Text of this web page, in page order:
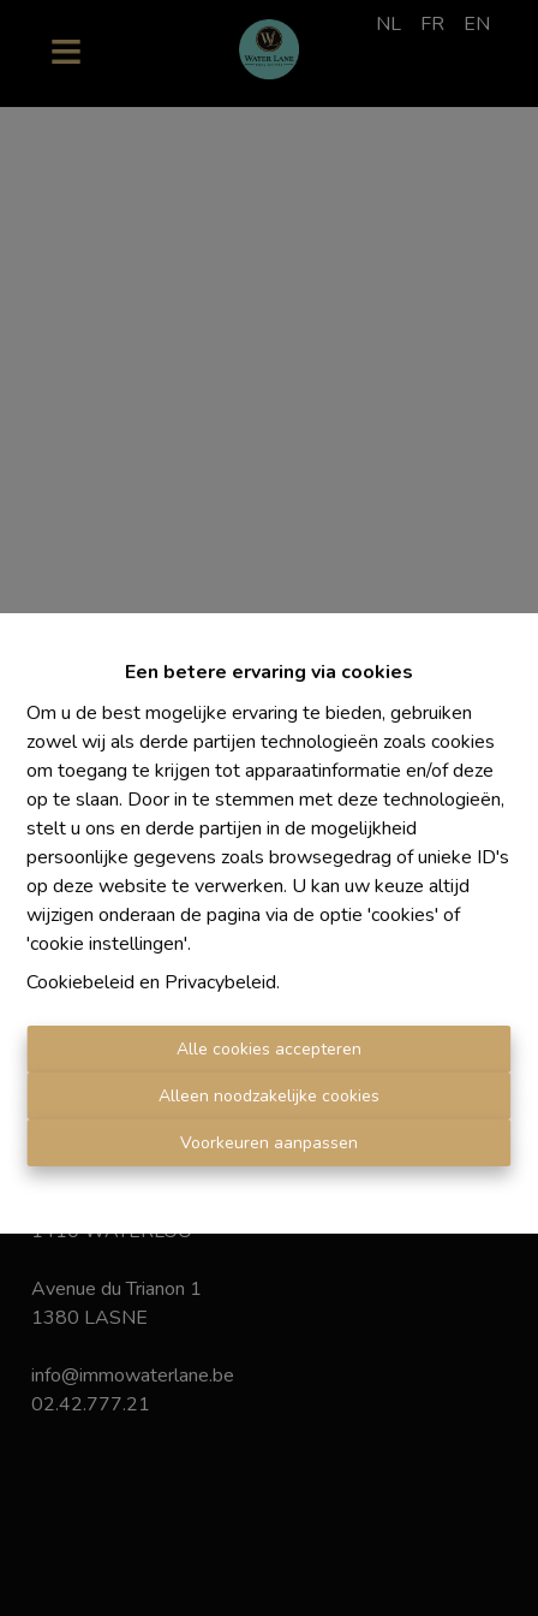
Een betere ervaring via cookies
Om u de best mogelijke ervaring te bieden, gebruiken
zowel wij als derde partijen technologieën zoals cookies
om toegang te krijgen tot apparaatinformatie en/of deze
op te slaan. Door in te stemmen met deze technologieën,
stelt u ons en derde partijen in de mogelijkheid
persoonlijke gegevens zoals browsegedrag of unieke ID's
op deze website te verwerken. U kan uw keuze altijd
wijzigen onderaan de pagina via de optie 'cookies' of
'cookie instellingen'.
Cookiebeleid en Privacybeleid.
Alle cookies accepteren
Alleen noodzakelijke cookies
Voorkeuren aanpassen
NL FR EN
Chaque agence est juridiquement et financièrement
indépendante
SRL IMMO Water Lane - TVA BE 0755330288
Agrétion I.P.I. N° 510.423
RC professionnelle et cautionnement vis AXA Belgium
N° 730.390.160
Institut professionnel des agents immobiliers, rue du
Luxembourg 16 B, 1000 Bruxelles. Le
déontologiede l'Institut professionnel des agents
Privacy statement
1410 WATERLOO
Avenue du Trianon 1
1380 LASNE
info@immowaterlane.be
02.42.777.21